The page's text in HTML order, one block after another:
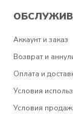
Аккаунт и заказ
Возврат и
Оплата и
Условия
Условия